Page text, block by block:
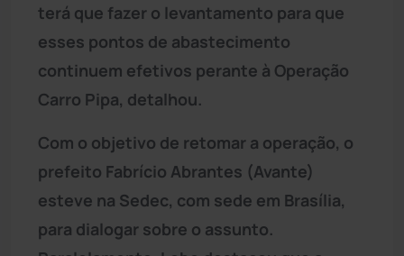
terá que fazer o levantamento para que
esses pontos de abastecimento
continuem efetivos perante à Operação
Carro Pipa, detalhou.
Com o objetivo de retomar a operação, o
prefeito Fabrício Abrantes (Avante)
esteve na Sedec, com sede em Brasília,
para dialogar sobre o assunto.